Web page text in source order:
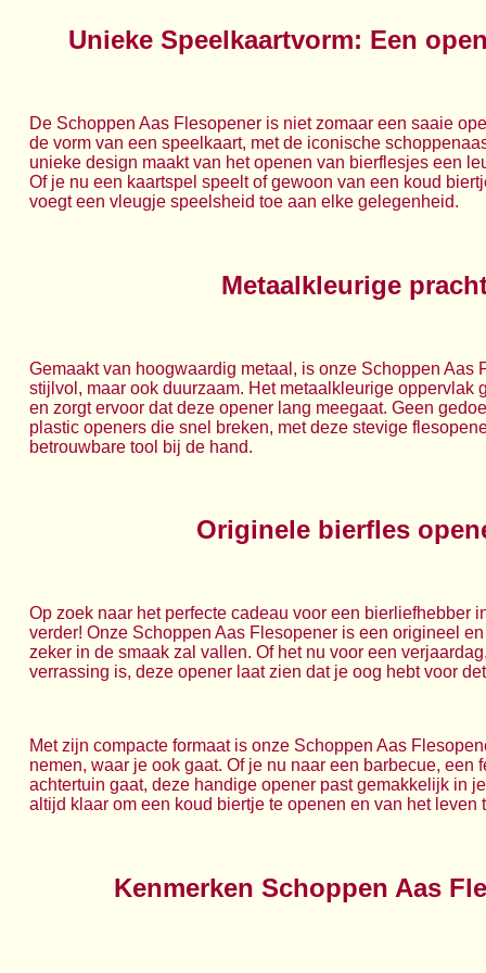
Unieke Speelkaartvorm: Een
De Schoppen Aas Flesopener is niet zomaar een saaie
de vorm van een speelkaart, met de iconische
unieke design maakt van het openen van bierflesjes een
Of je nu een kaartspel speelt of gewoon van een koud
voegt een vleugje speelsheid toe aan elke gelegenheid.
Metaalkleurige
Gemaakt van hoogwaardig metaal, is onze Schoppen Aas
stijlvol, maar ook duurzaam. Het metaalkleurige oppervlak
en zorgt ervoor dat deze opener lang meegaat. Geen
plastic openers die snel breken, met deze stevige
betrouwbare tool bij de hand.
Originele bierfles
Op zoek naar het perfecte cadeau voor een bierliefhebber
verder! Onze Schoppen Aas Flesopener is een origineel
zeker in de smaak zal vallen. Of het nu voor een
verrassing is, deze opener laat zien dat je oog hebt voor
Met zijn compacte formaat is onze Schoppen Aas
nemen, waar je ook gaat. Of je nu naar een barbecue, een
achtertuin gaat, deze handige opener past gemakkelijk in
altijd klaar om een koud biertje te openen en van het leven
Kenmerken Schoppen Aas